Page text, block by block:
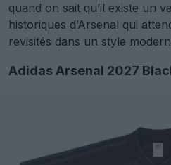
quand on sait qu’il existe un
historiques d’Arsenal qui
revisités dans un style
Adidas Arsenal 2027